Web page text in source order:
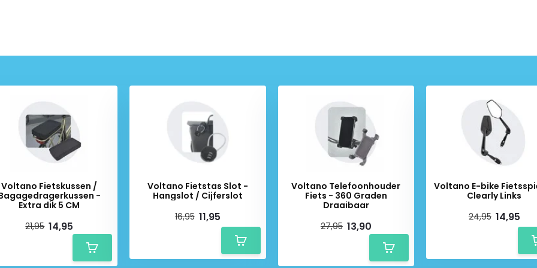
levensduur. Ideaal voor wie
elementen die het
uiterlijk
Voltano Fietskussen /
-
Extra dik 5 CM
21,95 14,95
Voltano Fietstas Slot -
Hangslot / Cijferslot
16,95 11,95
Voltano Telefoonhouder
Fiets - 360 Graden
Draaibaar
27,95 13,90
Voltano E-bike
Clearly Links
24,95 14,95